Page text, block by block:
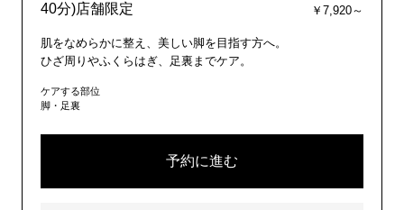
40分)店舗限定
￥7,920～
肌をなめらかに整え、美しい脚を目指す方へ。
ひざ周りやふくらはぎ、足裏までケア。
ケアする部位
脚・足裏
予約に進む